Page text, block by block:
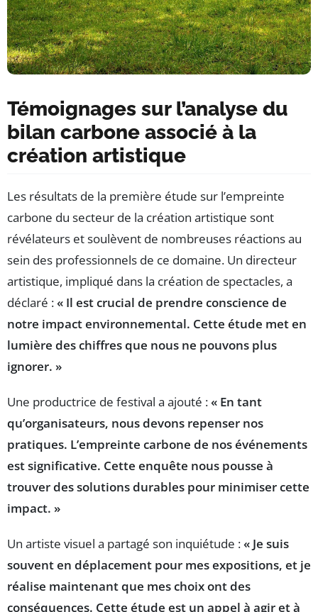
Témoignages sur l’analyse du
bilan carbone associé à la
création artistique
Les résultats de la première étude sur l’empreinte
carbone du secteur de la création artistique sont
révélateurs et soulèvent de nombreuses réactions au
sein des professionnels de ce domaine. Un directeur
artistique, impliqué dans la création de spectacles, a
déclaré :« Il est crucial de prendre conscience de
notre impact environnemental. Cette étude met en
lumière des chiffres que nous ne pouvons plus
ignorer. »
Une productrice de festival a ajouté :« En tant
qu’organisateurs, nous devons repenser nos
pratiques. L’empreinte carbone de nos événements
est significative. Cette enquête nous pousse à
trouver des solutions durables pour minimiser cette
impact. »
Un artiste visuel a partagé son inquiétude :« Je suis
souvent en déplacement pour mes expositions, et je
réalise maintenant que mes choix ont des
conséquences. Cette étude est un appel à agir et à